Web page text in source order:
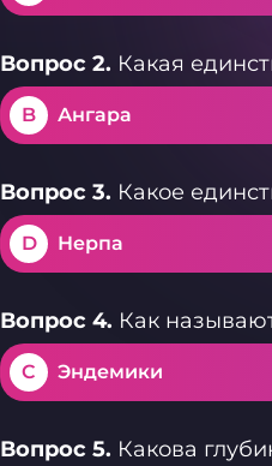
Вопрос 2. Какая
B Ангара
Вопрос 3. Какое
D Нерпа
Вопрос 4. Как
C Эндемики
Вопрос 5. Какова